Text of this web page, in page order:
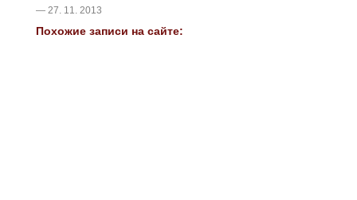
— 27. 11. 2013
Похожие записи на сайте: